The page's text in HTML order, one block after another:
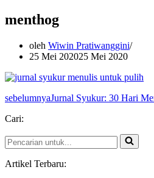
menthog
oleh Wiwin Pratiwanggini
25 Mei 202025 Mei 2020
sebelumnyaJurnal Syukur: 30 Hari
Cari:
Pencarian
untuk...
Artikel Terbaru: